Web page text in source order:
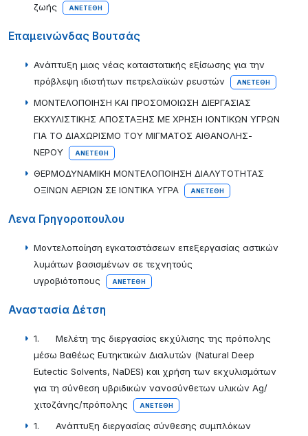
ζωής
ΑΝΕΤΈΘΗ
Επαμεινώνδας Βουτσάς
Ανάπτυξη μιας νέας καταστατικής εξίσωσης για την
πρόβλεψη ιδιοτήτων πετρελαϊκών ρευστών
ΑΝΕΤΈΘΗ
ΜΟΝΤΕΛΟΠΟΙΗΣΗ KAI ΠΡΟΣΟΜΟΙΩΣΗ ΔΙΕΡΓΑΣΙΑΣ
ΕΚΧΥΛΙΣΤΙΚΗΣ ΑΠΟΣΤΑΞΗΣ ΜΕ ΧΡΗΣΗ ΙΟΝΤΙΚΩΝ ΥΓΡΩΝ
ΓΙΑ ΤΟ ΔΙΑΧΩΡΙΣΜΟ ΤΟΥ ΜΙΓΜΑΤΟΣ ΑΙΘΑΝΟΛΗΣ-
ΝΕΡΟΥ
ΑΝΕΤΈΘΗ
ΘΕΡΜΟΔΥΝΑΜΙΚΗ ΜΟΝΤΕΛΟΠΟΙΗΣΗ ΔΙΑΛΥΤΟΤΗΤΑΣ
ΟΞΙΝΩΝ ΑΕΡΙΩΝ ΣΕ ΙΟΝΤΙΚΑ ΥΓΡΑ
ΑΝΕΤΈΘΗ
Λενα Γρηγοροπουλου
Μοντελοποίηση εγκαταστάσεων επεξεργασίας αστικών
λυμάτων βασισμένων σε τεχνητούς
υγροβιότοπους
ΑΝΕΤΈΘΗ
Αναστασία Δέτση
1. Μελέτη της διεργασίας εκχύλισης της πρόπολης
μέσω Βαθέως Ευτηκτικών Διαλυτών (Natural Deep
Eutectic Solvents, NaDES) και χρήση των εκχυλισμάτων
για τη σύνθεση υβριδικών νανοσύνθετων υλικών Ag/
χιτοζάνης/πρόπολης
ΑΝΕΤΈΘΗ
1. Ανάπτυξη διεργασίας σύνθεσης συμπλόκων